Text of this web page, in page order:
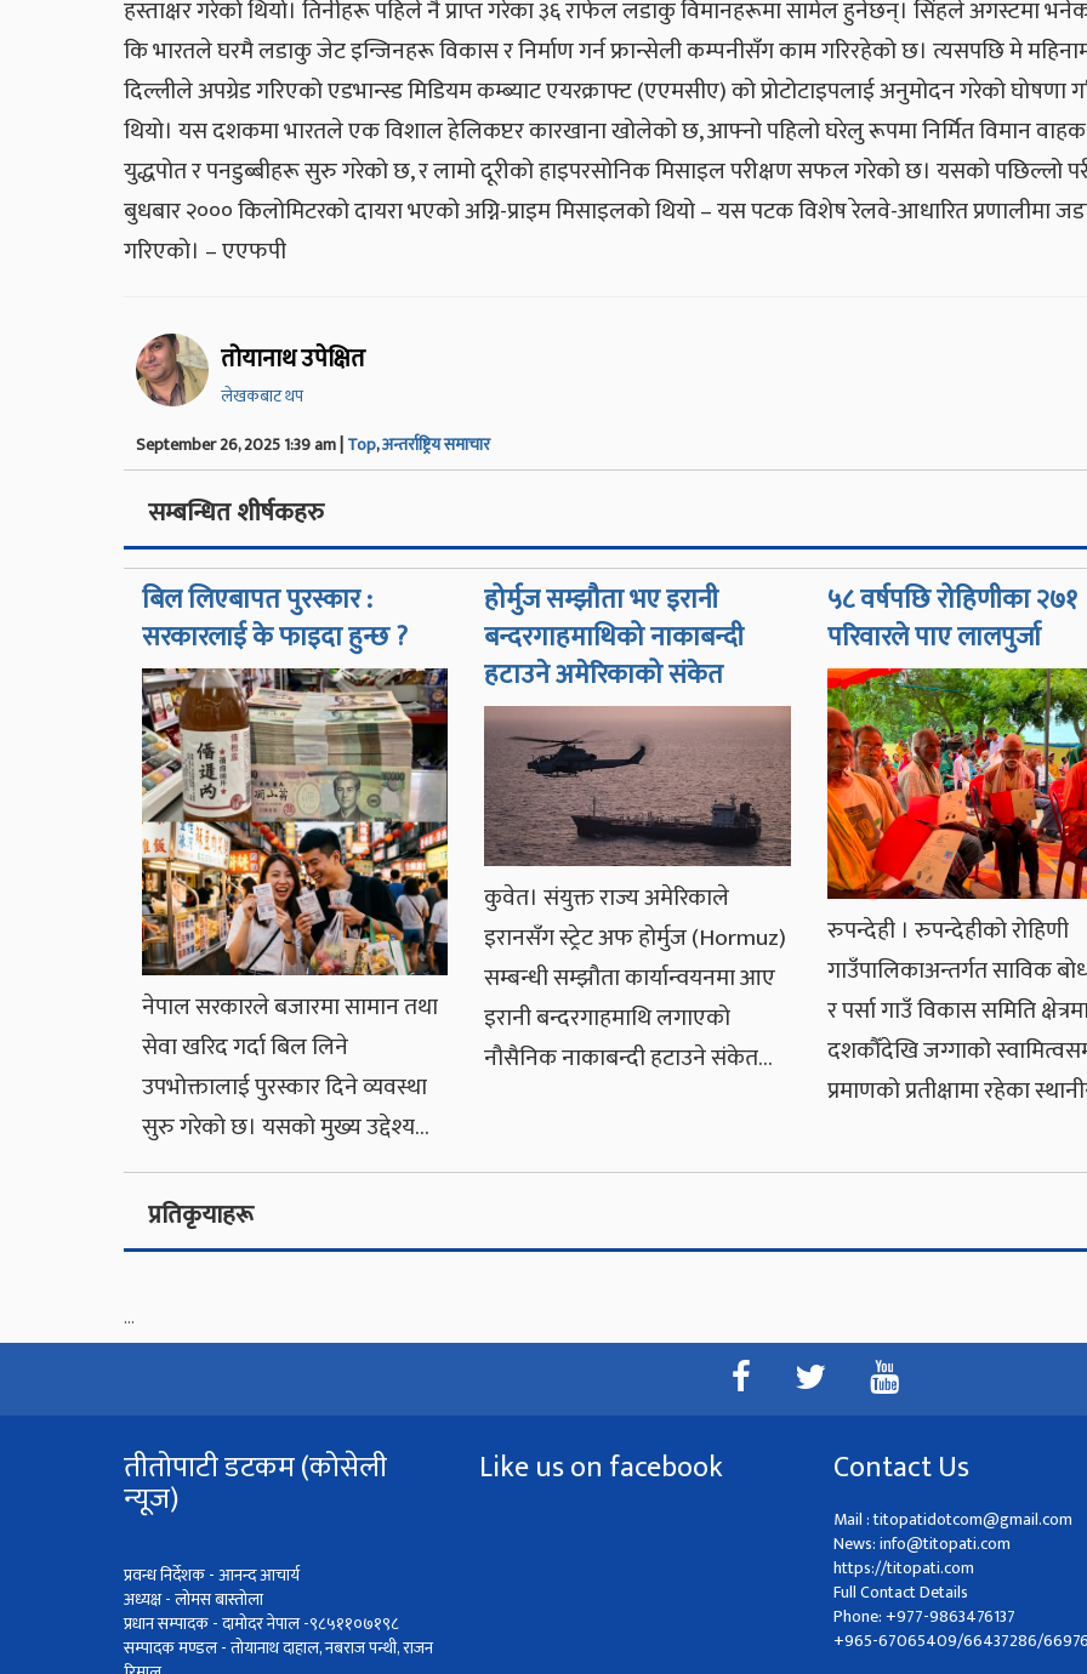
हस्ताक्षर गरेको थियो। तिनीहरू पहिले नै प्राप्त गरेका ३६ राफेल लडाकु विमानहरूमा सामेल हुनेछन्। सिंहले अगस्टमा
कि भारतले घरमै लडाकु जेट इन्जिनहरू विकास र निर्माण गर्न फ्रान्सेली कम्पनीसँग काम गरिरहेको छ। त्यसपछि मे
दिल्लीले अपग्रेड गरिएको एडभान्स्ड मिडियम कम्ब्याट एयरक्राफ्ट (एएमसीए) को प्रोटोटाइपलाई अनुमोदन गरेको घोषणा
थियो। यस दशकमा भारतले एक विशाल हेलिकप्टर कारखाना खोलेको छ, आफ्नो पहिलो घरेलु रूपमा निर्मित विमान
युद्धपोत र पनडुब्बीहरू सुरु गरेको छ, र लामो दूरीको हाइपरसोनिक मिसाइल परीक्षण सफल गरेको छ। यसको पछिल्लो
बुधबार २००० किलोमिटरको दायरा भएको अग्नि-प्राइम मिसाइलको थियो – यस पटक विशेष रेलवे-आधारित प्रणालीमा
गरिएको। – एएफपी
तोयानाथ उपेक्षित
लेखकबाट थप
September 26, 2025 1:39 am |Top,अन्तर्राष्ट्रिय समाचार
सम्बन्धित शीर्षकहरु
बिल लिएबापत पुरस्कार :
सरकारलाई के फाइदा हुन्छ ?
नेपाल सरकारले बजारमा सामान तथा
सेवा खरिद गर्दा बिल लिने
उपभोक्तालाई पुरस्कार दिने व्यवस्था
सुरु गरेको छ। यसको मुख्य उद्देश्य…
होर्मुज सम्झौता भए इरानी
बन्दरगाहमाथिको नाकाबन्दी
हटाउने अमेरिकाको संकेत
कुवेत। संयुक्त राज्य अमेरिकाले
इरानसँग स्ट्रेट अफ होर्मुज (Hormuz)
सम्बन्धी सम्झौता कार्यान्वयनमा आए
इरानी बन्दरगाहमाथि लगाएको
नौसैनिक नाकाबन्दी हटाउने संकेत…
५८ वर्षपछि रोहिणीका २७१
परिवारले पाए लालपुर्जा
रुपन्देही । रुपन्देहीको रोहिणी
गाउँपालिकाअन्तर्गत साविक
र पर्सा गाउँ विकास समिति
दशकौँदेखि जग्गाको
प्रमाणको प्रतीक्षामा रहेका
प्रतिकृयाहरू
...
तीतोपाटी डटकम (कोसेली
न्यूज)
प्रवन्ध निर्देशक - आनन्द आचार्य
अध्यक्ष - लोमस बास्तोला
प्रधान सम्पादक - दामोदर नेपाल -९८५११०७१९८
सम्पादक मण्डल - तोयानाथ दाहाल, नबराज पन्थी, राजन
Like us on facebook Contact Us
Mail :titopatidotcom@gmail.com
News:info@titopati.com
https://titopati.com
Full Contact Details
Phone: +977-9863476137
+965-67065409/66437286/